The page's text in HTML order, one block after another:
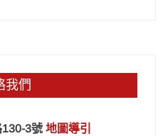
我們
130-3號地圖導引